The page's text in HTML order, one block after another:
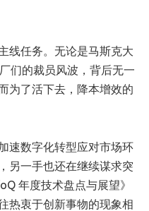
线任务。无论是马斯克大
们的裁员风波，背后无一
为了活下去，降本增效的
速数字化转型应对市场环
另一手也还在继续谋求突
年度技术盘点与展望》
热衷于创新事物的现象相